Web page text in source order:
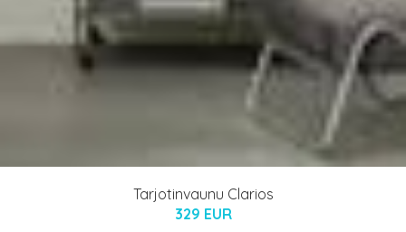
Tarjotinvaunu Clarios
329 EUR